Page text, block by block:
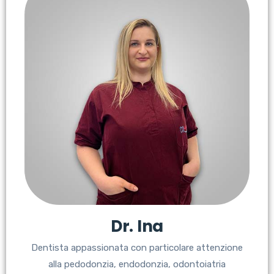
Dr. Ina
Dentista appassionata con particolare attenzione
alla pedodonzia, endodonzia, odontoiatria